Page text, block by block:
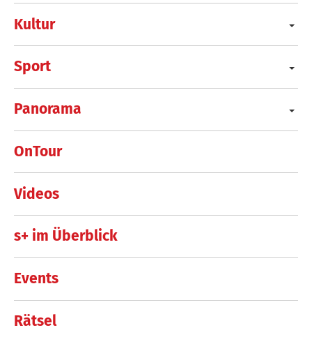
Kultur
Sport
Panorama
OnTour
Videos
s+ im Überblick
Events
Rätsel